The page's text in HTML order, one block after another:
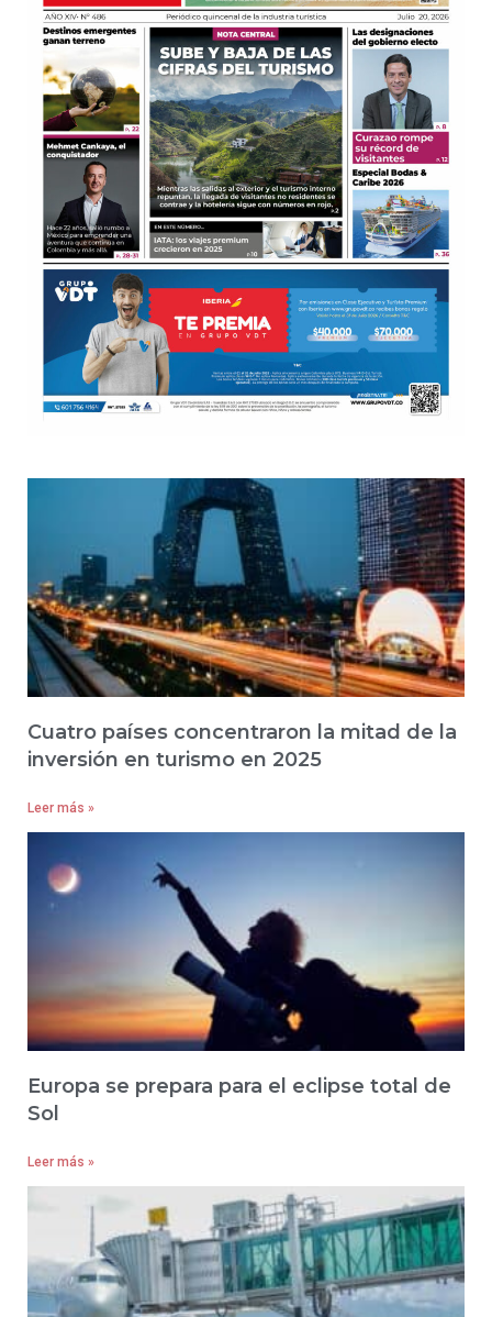
Cuatro países concentraron la mitad de la
inversión en turismo en 2025
Leer más »
Europa se prepara para el eclipse total de
Sol
Leer más »